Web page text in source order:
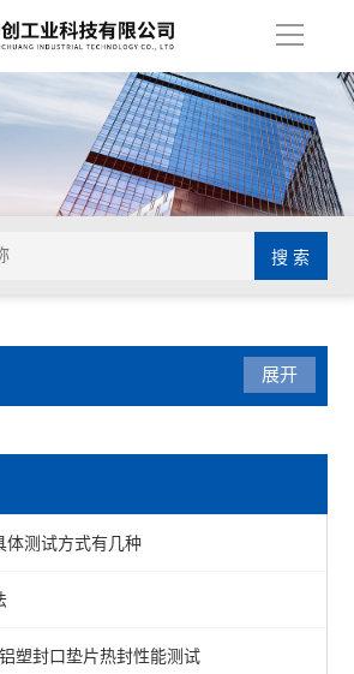
导
展开
体测试方式有几种
塑封口垫片热封性能测试